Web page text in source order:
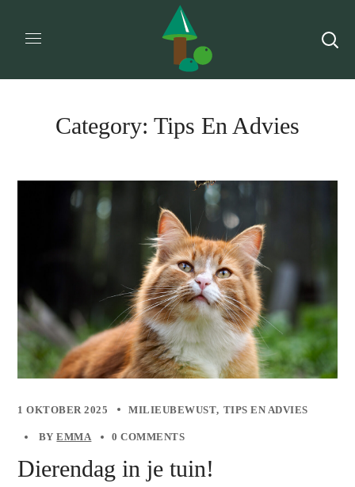
Category: Tips En Advies
1 OKTOBER 2025 MILIEUBEWUST TIPS EN ADVIES
BYEMMA 0 COMMENTS
Dierendag in je tuin!